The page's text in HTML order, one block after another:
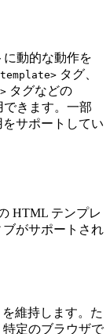
動的な動作を
タグ、
タグなどの
きます。一部
サポートしてい
HTML テンプレ
がサポートされ
維持します。た
定のブラウザで